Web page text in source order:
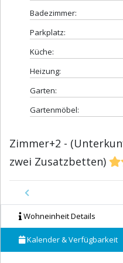
Badezimmer:
Parkplatz:
Küche:
Heizung:
Garten:
Gartenmöbel:
Zimmer+2 -
zwei Zusatzbetten)
Previous
Wohneinheit Details
Kalender & Verfügbarkeit